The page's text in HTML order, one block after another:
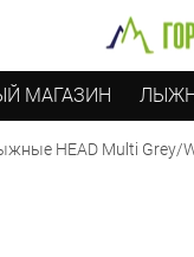
МАГАЗИН
HEAD Multi Grey/